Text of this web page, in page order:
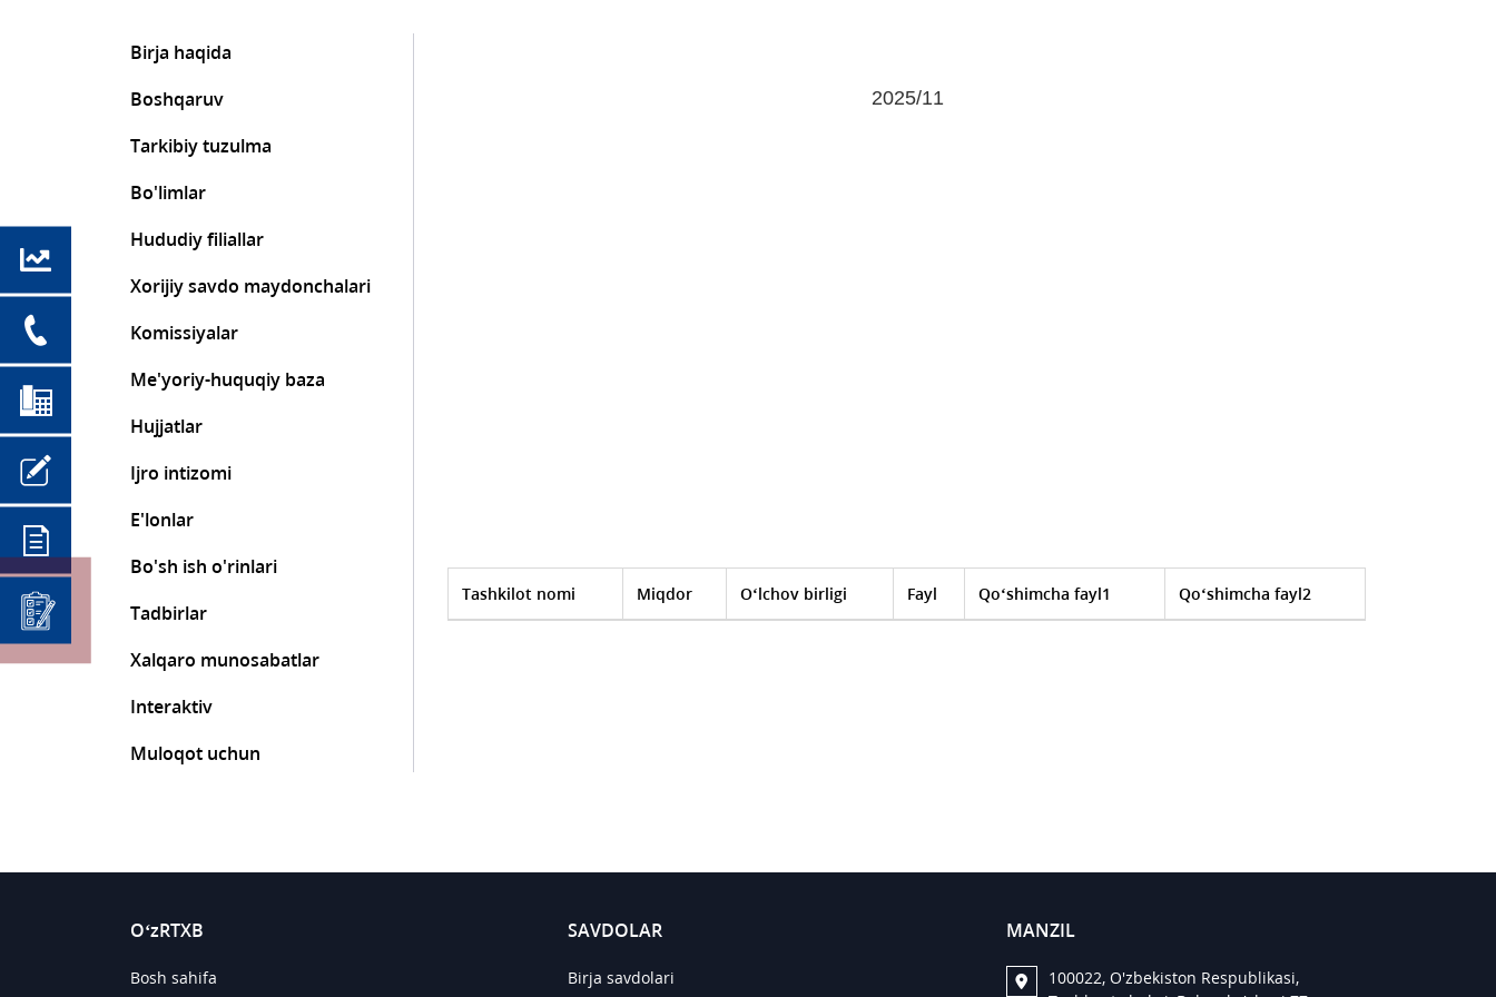
Birja haqida
Boshqaruv
Tarkibiy tuzulma
Bo'limlar
Hududiy filiallar
Xorijiy savdo maydonchalari
Komissiyalar
Me'yoriy-huquqiy baza
Hujjatlar
Ijro intizomi
E'lonlar
Bo'sh ish o'rinlari
Tadbirlar
Xalqaro munosabatlar
Interaktiv
Muloqot uchun
2025/11
Tashkilot nomi Miqdor O‘lchov birligi Fayl Qo‘shimcha fayl1 Qo‘shimcha fayl2
O‘zRTXB
Bosh sahifa
SAVDOLAR
Birja savdolari
MANZIL
100022, O'zbekiston Respublikasi,